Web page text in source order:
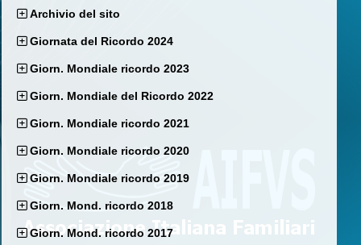
Archivio del sito
Giornata del Ricordo 2024
Giorn. Mondiale ricordo 2023
Giorn. Mondiale del Ricordo 2022
Giorn. Mondiale ricordo 2021
Giorn. Mondiale ricordo 2020
Giorn. Mondiale ricordo 2019
Giorn. Mond. ricordo 2018
Giorn. Mond. ricordo 2017